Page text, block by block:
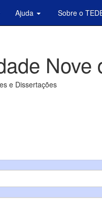
Ajuda Sobre o
Nove
e Dissertações